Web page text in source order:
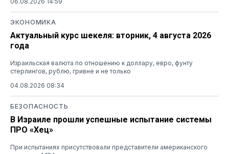
ЭКОНОМИКА
Актуальный курс шекеля: вторник, 4 августа 2026
года
Израильская валюта по отношению к доллару, евро, фунту
стерлингов, рублю, гривне и не только
04.08.2026 08:34
БЕЗОПАСНОСТЬ
В Израиле прошли успешные испытание системы
ПРО «Хец»
При испытаниях присутствовали представители американского